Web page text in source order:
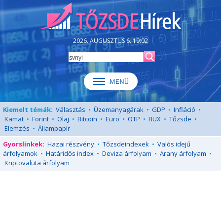
2026. AUGUSZTUS 6. 19:02
Kiemelt témák: Választás • Üzemanyagárak • GDP • Infláció •
Kamat • Forint • Olaj • Bitcoin • Euro • OTP • BUX • Tőzsde •
Elemzés • Állampapír
Gyorslinkek: Hazai részvény • Tőzsdeindexek • Valós idejű
árfolyamok • Határidős index • Deviza árfolyam • Arany árfolyam •
Kriptovaluta árfolyam